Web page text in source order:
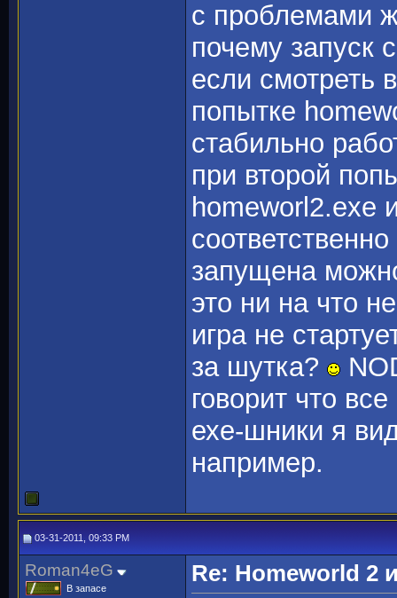
с проблемами
почему запуск
если смотреть
попытке
стабильно
при второй
homeworl2.exe
запущена
это ни на что
игра не
за шутка?
говорит что
ехе-шники я
например.
03-31-2011, 09:33 PM
Roman4eG
В запасе
Re: Homeworld 2